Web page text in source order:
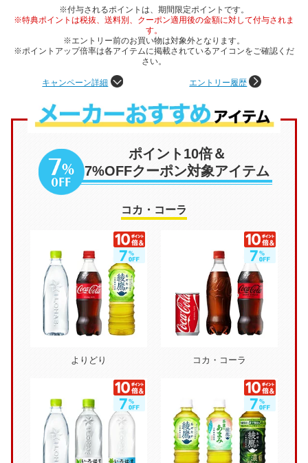
※付与されるポイントは、期間限定ポイントです。
※特典ポイントは税抜、送料別、クーポン適用後の金額に対して付与されま
す。
※エントリー前のお買い物は対象外となります。
※ポイントアップ倍率は各アイテムに掲載されているアイコンをご確認くだ
さい。
キャンペーン詳細 エントリー履歴
ポイント10倍＆
7%OFFクーポン対象アイテム
コカ・コーラ
よりどり コカ・コーラ